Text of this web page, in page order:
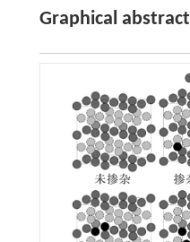
Graphical abstract